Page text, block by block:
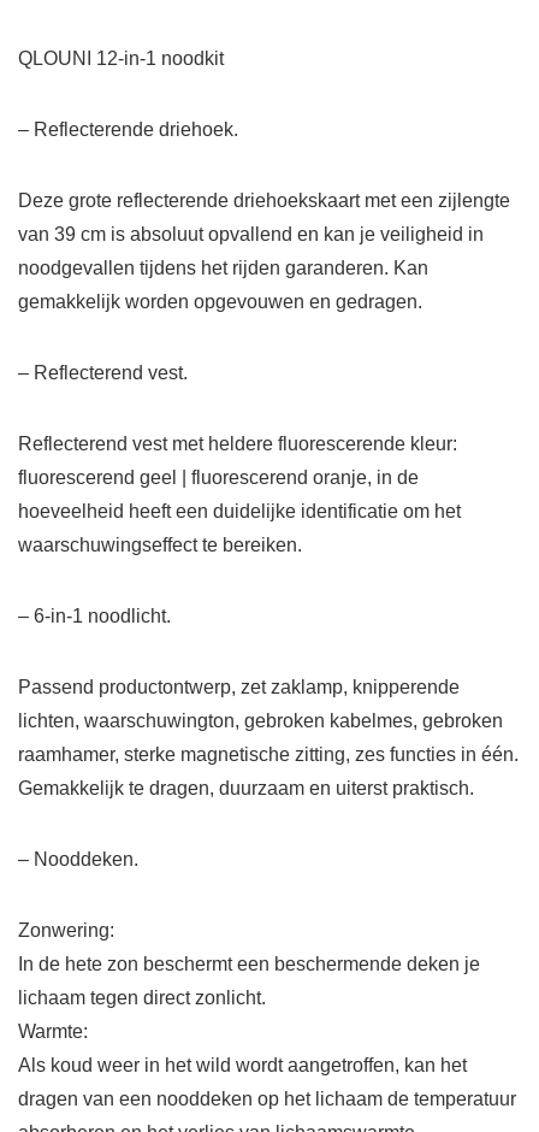
QLOUNI 12-in-1 noodkit
– Reflecterende driehoek.
Deze grote reflecterende driehoekskaart met een zijlengte
van 39 cm is absoluut opvallend en kan je veiligheid in
noodgevallen tijdens het rijden garanderen. Kan
gemakkelijk worden opgevouwen en gedragen.
– Reflecterend vest.
Reflecterend vest met heldere fluorescerende kleur:
fluorescerend geel | fluorescerend oranje, in de
hoeveelheid heeft een duidelijke identificatie om het
waarschuwingseffect te bereiken.
– 6-in-1 noodlicht.
Passend productontwerp, zet zaklamp, knipperende
lichten, waarschuwington, gebroken kabelmes, gebroken
raamhamer, sterke magnetische zitting, zes functies in één.
Gemakkelijk te dragen, duurzaam en uiterst praktisch.
– Nooddeken.
Zonwering:
In de hete zon beschermt een beschermende deken je
lichaam tegen direct zonlicht.
Warmte:
Als koud weer in het wild wordt aangetroffen, kan het
dragen van een nooddeken op het lichaam de temperatuur